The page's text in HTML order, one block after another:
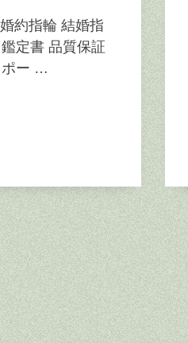
約指輪 結婚指
定書 品質保証
ポー …